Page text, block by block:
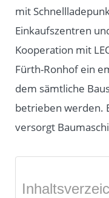
mit
Einkaufszentren
Kooperation mit
Fürth-Ronhof ein
dem sämtliche
betrieben werden.
versorgt